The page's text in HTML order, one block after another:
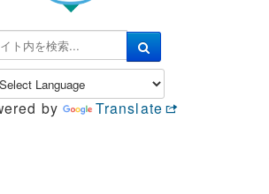
by Translate